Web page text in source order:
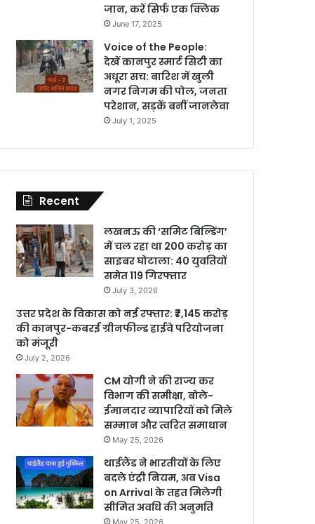
जान, करें सिर्फ एक क्लिक
June 17, 2025
Voice of the People:
देखें कानपुर स्मार्ट सिटी का
अधूरा सच: बारिश में खुली
नगर निगम की पोल, जनता
परेशान, सड़कें बनीं जानलेवा
July 1, 2025
Recent
लखनऊ की ‘समिट बिल्डिंग’
में चल रहा था 200 करोड़ का
साइबर घोटाला: 40 युवतियों
समेत 119 गिरफ्तार
July 3, 2026
उत्तर प्रदेश के विकास को नई रफ्तार: ₹7,145 करोड़
की कानपुर-कबरई ग्रीनफील्ड हाईवे परियोजना
को मंजूरी
July 2, 2026
CM योगी ने की राज्य कर
विभाग की समीक्षा, बोले-
ईमानदार व्यापारियों को मिले
सम्मान और त्वरित समाधान
May 25, 2026
थाईलैंड ने भारतीयों के लिए
बदले एंट्री नियम, अब Visa
on Arrival के तहत मिलेगी
सीमित अवधि की अनुमति
May 25, 2026